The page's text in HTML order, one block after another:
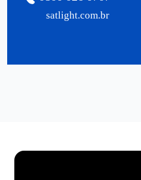
satlight.com.br